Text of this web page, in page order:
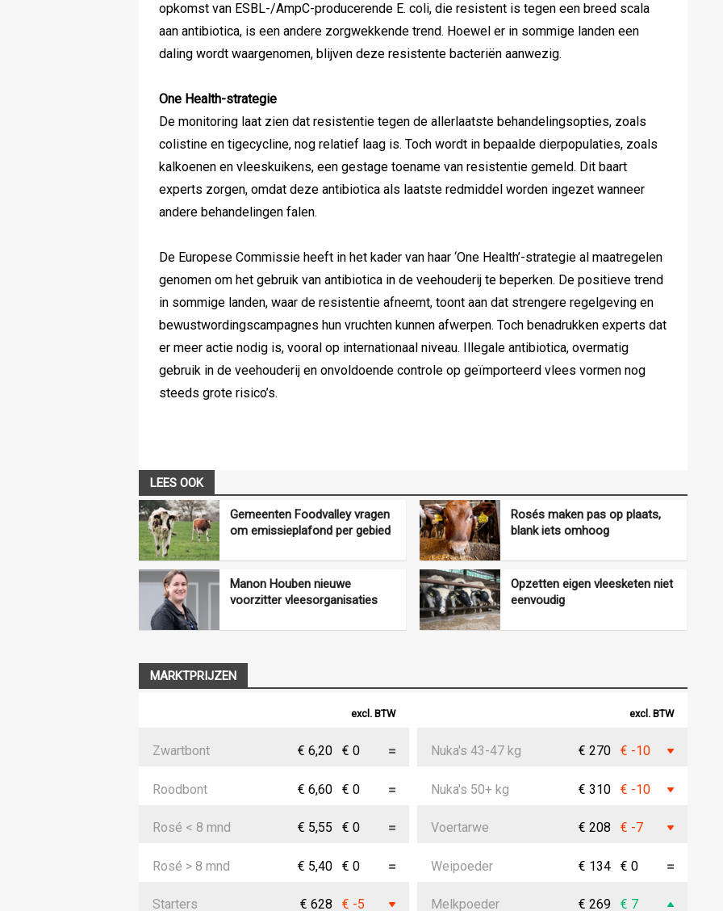
opkomst van ESBL-/AmpC-producerende E. coli, die resistent is tegen een breed scala
aan antibiotica, is een andere zorgwekkende trend. Hoewel er in sommige landen een
daling wordt waargenomen, blijven deze resistente bacteriën aanwezig.
One Health-strategie
De monitoring laat zien dat resistentie tegen de allerlaatste behandelingsopties, zoals
colistine en tigecycline, nog relatief laag is. Toch wordt in bepaalde dierpopulaties, zoals
kalkoenen en vleeskuikens, een gestage toename van resistentie gemeld. Dit baart
experts zorgen, omdat deze antibiotica als laatste redmiddel worden ingezet wanneer
andere behandelingen falen.
De Europese Commissie heeft in het kader van haar ‘One Health’-strategie al maatregelen
genomen om het gebruik van antibiotica in de veehouderij te beperken. De positieve trend
in sommige landen, waar de resistentie afneemt, toont aan dat strengere regelgeving en
bewustwordingscampagnes hun vruchten kunnen afwerpen. Toch benadrukken experts dat
er meer actie nodig is, vooral op internationaal niveau. Illegale antibiotica, overmatig
gebruik in de veehouderij en onvoldoende controle op geïmporteerd vlees vormen nog
steeds grote risico’s.
LEES OOK
Gemeenten Foodvalley vragen
om emissieplafond per gebied
Rosés maken pas op plaats,
blank iets omhoog
Manon Houben nieuwe
voorzitter vleesorganisaties
Opzetten eigen vleesketen niet
eenvoudig
MARKTPRIJZEN
excl. BTW
Zwartbont € 6,20 € 0
Roodbont € 6,60 € 0
Rosé < 8 mnd € 5,55 € 0
Rosé > 8 mnd € 5,40 € 0
Starters € 628 € -5
excl. BTW
Nuka's 43-47 kg € 270 € -10
Nuka's 50+ kg € 310 € -10
Voertarwe € 208 € -7
Weipoeder € 134 € 0
Melkpoeder € 269 € 7